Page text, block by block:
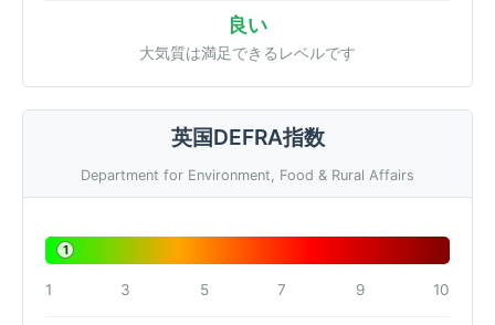
良い
大気質は満足できるレベルです
英国DEFRA指数
Department for Environment, Food & Rural Affairs
1
1 3 5 7 9 10